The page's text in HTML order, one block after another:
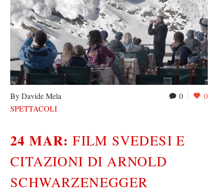
0 0
By Davide Mela
SPETTACOLI
24 MAR:FILM SVEDESI E
CITAZIONI DI ARNOLD
SCHWARZENEGGER